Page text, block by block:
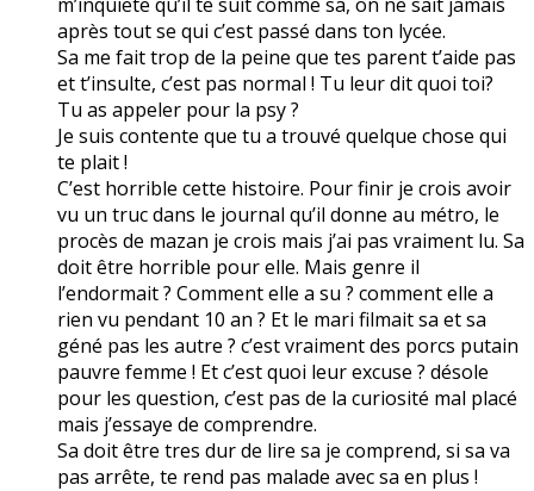
après tout se qui c’est passé dans ton lycée.
Sa me fait trop de la peine que tes parent t’aide pas
et t’insulte, c’est pas normal ! Tu leur dit quoi toi?
Tu as appeler pour la psy ?
Je suis contente que tu a trouvé quelque chose qui
te plait !
C’est horrible cette histoire. Pour finir je crois avoir
vu un truc dans le journal qu’il donne au métro, le
procès de mazan je crois mais j’ai pas vraiment lu. Sa
doit être horrible pour elle. Mais genre il
l’endormait ? Comment elle a su ? comment elle a
rien vu pendant 10 an ? Et le mari filmait sa et sa
géné pas les autre ? c’est vraiment des porcs putain
pauvre femme ! Et c’est quoi leur excuse ? désole
pour les question, c’est pas de la curiosité mal placé
mais j’essaye de comprendre.
Sa doit être tres dur de lire sa je comprend, si sa va
pas arrête, te rend pas malade avec sa en plus !